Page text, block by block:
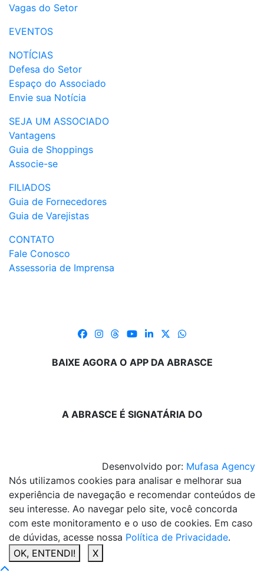
Vagas do Setor
EVENTOS
NOTÍCIAS
Defesa do Setor
Espaço do Associado
Envie sua Notícia
SEJA UM ASSOCIADO
Vantagens
Guia de Shoppings
Associe-se
FILIADOS
Guia de Fornecedores
Guia de Varejistas
CONTATO
Fale Conosco
Assessoria de Imprensa
BAIXE AGORA O APP DA ABRASCE
A ABRASCE É SIGNATÁRIA DO
Desenvolvido por: Mufasa Agency
Nós utilizamos cookies para analisar e melhorar sua
experiência de navegação e recomendar conteúdos de
seu interesse. Ao navegar pelo site, você concorda
com este monitoramento e o uso de cookies. Em caso
de dúvidas, acesse nossa Política de Privacidade.
OK, ENTENDI!
X